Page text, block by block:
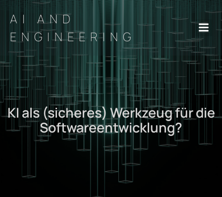
AI AND
ENGINEERING
KI als (sicheres) Werkzeug für die
Softwareentwicklung?